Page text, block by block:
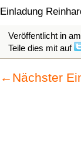
Einladung
Veröffentlicht in
Teile dies mit auf
← Nächster